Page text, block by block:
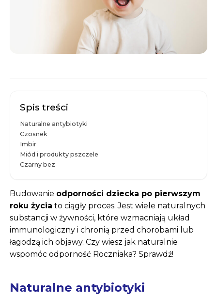
Spis treści
Naturalne antybiotyki
Czosnek
Imbir
Miód i produkty pszczele
Czarny bez
Budowanie odporności dziecka po pierwszym
roku życia to ciągły proces. Jest wiele naturalnych
substancji w żywności, które wzmacniają układ
immunologiczny i chronią przed chorobami lub
łagodzą ich objawy. Czy wiesz jak naturalnie
wspomóc odporność Roczniaka? Sprawdź!
Naturalne antybiotyki